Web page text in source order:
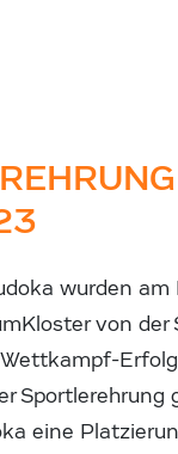
wurden am
von
Sportlerehrung
eine